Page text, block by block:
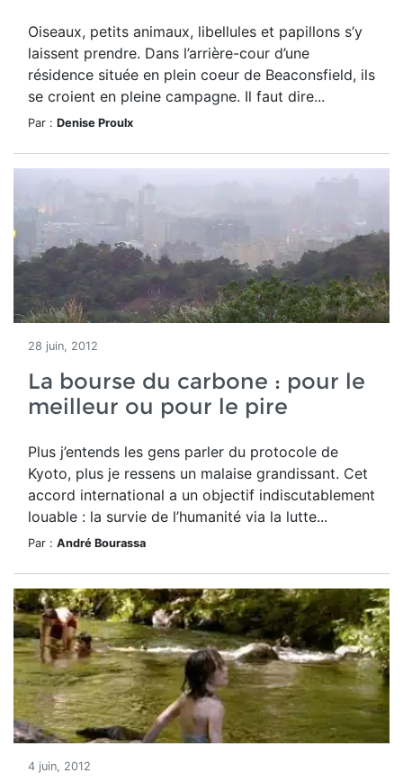
Oiseaux, petits animaux, libellules et papillons s’y
laissent prendre. Dans l’arrière-cour d’une
résidence située en plein coeur de Beaconsfield, ils
se croient en pleine campagne. Il faut dire...
Par : Denise Proulx
28 juin, 2012
La bourse du carbone : pour le
meilleur ou pour le pire
Plus j’entends les gens parler du protocole de
Kyoto, plus je ressens un malaise grandissant. Cet
accord international a un objectif indiscutablement
louable : la survie de l’humanité via la lutte...
Par : André Bourassa
4 juin, 2012